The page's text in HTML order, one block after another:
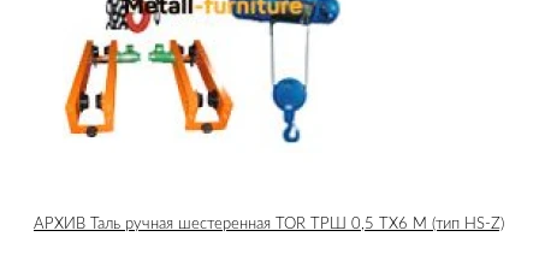
АРХИВ Таль ручная шестеренная TOR ТРШ 0,5 ТХ6 М (тип HS-Z)